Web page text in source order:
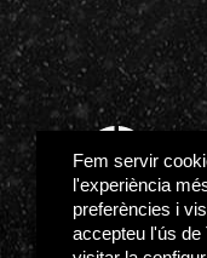
Fem servir
l'experiència
preferències i
accepteu l'ús de